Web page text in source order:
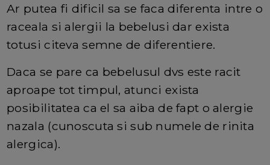
Ar putea fi dificil sa se faca diferenta intre o
raceala si alergii la bebelusi dar exista
totusi citeva semne de diferentiere.
Daca se pare ca bebelusul dvs este racit
aproape tot timpul, atunci exista
posibilitatea ca el sa aiba de fapt o alergie
nazala (cunoscuta si sub numele de rinita
alergica).